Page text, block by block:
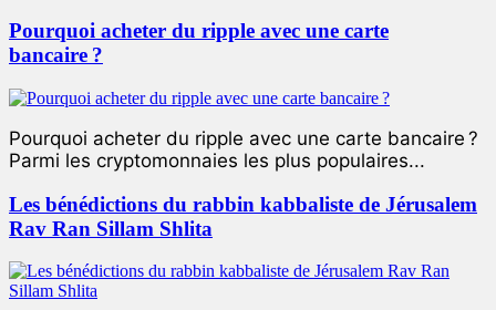
Pourquoi acheter du ripple avec une carte
bancaire ?
Pourquoi acheter du ripple avec une carte bancaire ?
Parmi les cryptomonnaies les plus populaires...
Les bénédictions du rabbin kabbaliste de Jérusalem
Rav Ran Sillam Shlita